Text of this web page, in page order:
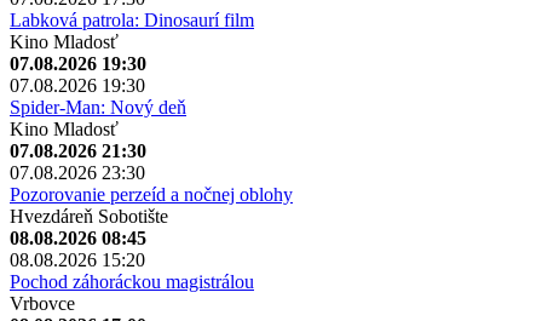
Labková patrola: Dinosaurí film
Kino Mladosť
07.08.2026 19:30
07.08.2026 19:30
Spider-Man: Nový deň
Kino Mladosť
07.08.2026 21:30
07.08.2026 23:30
Pozorovanie perzeíd a nočnej oblohy
Hvezdáreň Sobotište
08.08.2026 08:45
08.08.2026 15:20
Pochod záhoráckou magistrálou
Vrbovce